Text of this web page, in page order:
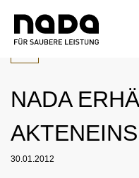
Zum Inhalt springen
Zur Medikamentenabfrage
Sie sind hier:
NADA
30.01.2012